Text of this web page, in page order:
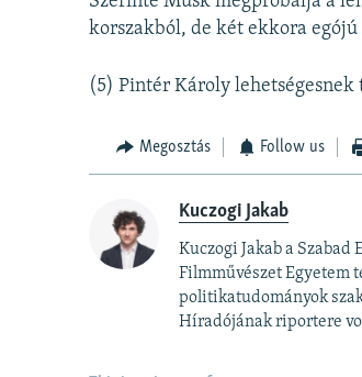
korszakból, de két ekkora
(5) Pintér Károly
Megosztás Follow us
Kuczogi Jakab
Kuczogi Jakab a
Filmművészet Egyetem
politikatudományok
Híradójának riportere